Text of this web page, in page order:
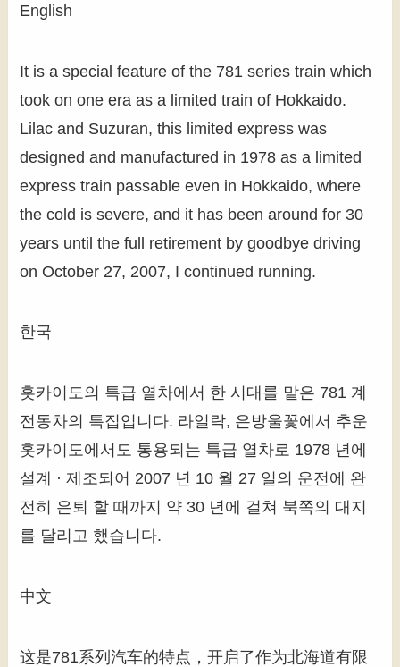
English
It is a special feature of the 781 series train which
took on one era as a limited train of Hokkaido.
Lilac and Suzuran, this limited express was
designed and manufactured in 1978 as a limited
express train passable even in Hokkaido, where
the cold is severe, and it has been around for 30
years until the full retirement by goodbye driving
on October 27, 2007, I continued running.
한국
홋카이도의 특급 열차에서 한 시대를 맡은 781 계
전동차의 특집입니다. 라일락, 은방울꽃에서 추운
홋카이도에서도 통용되는 특급 열차로 1978 년에
설계 · 제조되어 2007 년 10 월 27 일의 운전에 완
전히 은퇴 할 때까지 약 30 년에 걸쳐 북쪽의 대지
를 달리고 했습니다.
中文
这是781系列汽车的特点，开启了作为北海道有限